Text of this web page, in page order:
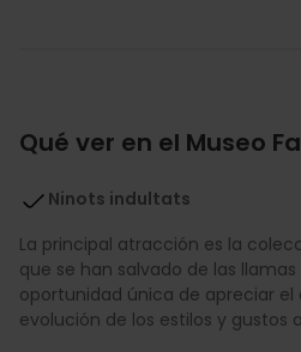
Qué ver en el Museo
Ninots indultats
La principal atracción es la
que se han salvado de las llamas
oportunidad única de apreciar
evolución de los estilos y gustos